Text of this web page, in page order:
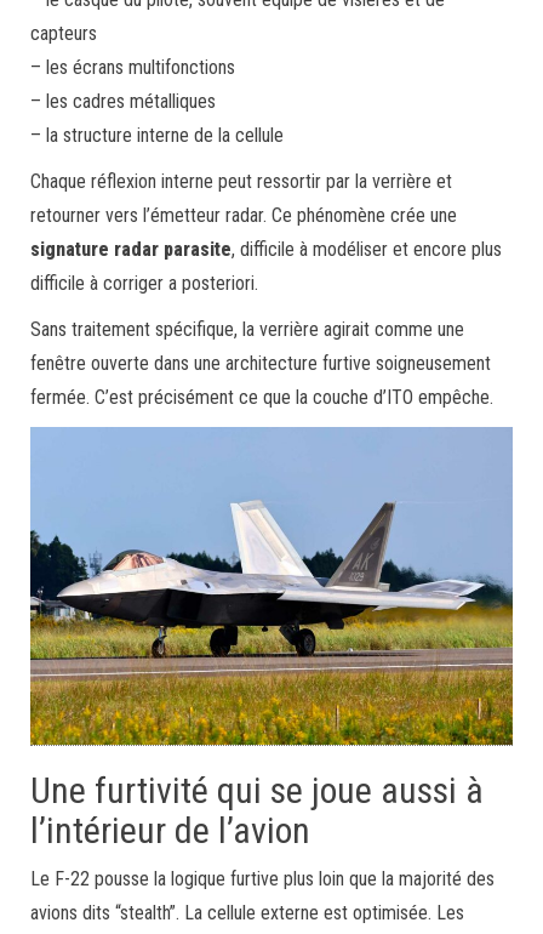
capteurs
– les écrans multifonctions
– les cadres métalliques
– la structure interne de la cellule
Chaque réflexion interne peut ressortir par la verrière et
retourner vers l’émetteur radar. Ce phénomène crée une
signature radar parasite, difficile à modéliser et encore plus
difficile à corriger a posteriori.
Sans traitement spécifique, la verrière agirait comme une
fenêtre ouverte dans une architecture furtive soigneusement
fermée. C’est précisément ce que la couche d’ITO empêche.
Une furtivité qui se joue aussi à
l’intérieur de l’avion
Le F-22 pousse la logique furtive plus loin que la majorité des
avions dits “stealth”. La cellule externe est optimisée. Les